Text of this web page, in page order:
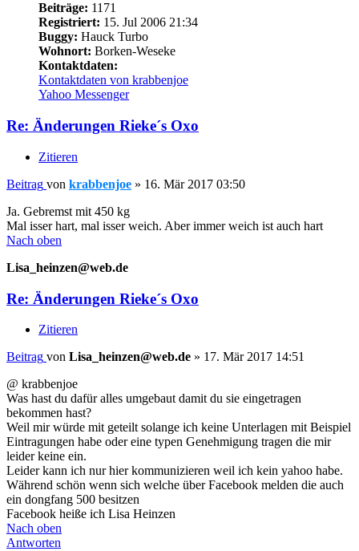
Beiträge: 1171
Registriert: 15. Jul 2006 21:34
Buggy: Hauck Turbo
Wohnort: Borken-Weseke
Kontaktdaten:
Kontaktdaten von krabbenjoe
Yahoo Messenger
Re: Änderungen Rieke´s Oxo
Zitieren
Beitrag von krabbenjoe » 16. Mär 2017 03:50
Ja. Gebremst mit 450 kg
Mal isser hart, mal isser weich. Aber immer weich ist auch hart
Nach oben
Lisa_heinzen@web.de
Re: Änderungen Rieke´s Oxo
Zitieren
Beitrag von Lisa_heinzen@web.de » 17. Mär 2017 14:51
@ krabbenjoe
Was hast du dafür alles umgebaut damit du sie eingetragen
bekommen hast?
Weil mir würde mit geteilt solange ich keine Unterlagen mit Beispiel
Eintragungen habe oder eine typen Genehmigung tragen die mir
leider keine ein.
Leider kann ich nur hier kommunizieren weil ich kein yahoo habe.
Während schön wenn sich welche über Facebook melden die auch
ein dongfang 500 besitzen
Facebook heiße ich Lisa Heinzen
Nach oben
Antworten